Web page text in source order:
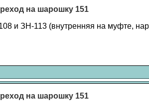
на шарошку 151
и ЗН-113 (внутренняя на муфте,
на шарошку 151